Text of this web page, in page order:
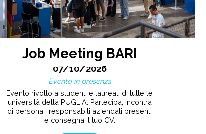
Job Meeting BARI
07/10/2026
Evento in presenza
Evento rivolto a studenti e laureati di tutte le
università della PUGLIA. Partecipa, incontra
di persona i responsabili aziendali presenti
e consegna il tuo CV.